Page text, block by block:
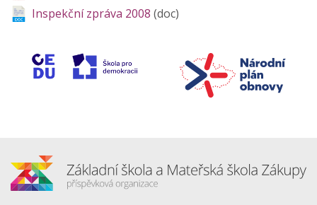
Inspekční zpráva 2008 (doc)